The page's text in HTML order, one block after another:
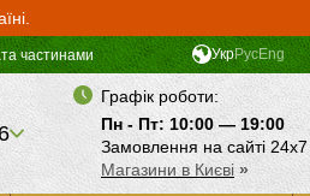
частинами
УкрРусEng
Графік роботи:
Пн - Пт: 10:00 — 19:00
Замовлення на сайті 24х7
Магазини в Києві »